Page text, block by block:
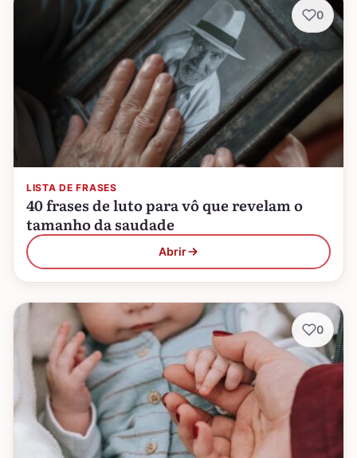
LISTA DE FRASES
40 frases de luto para vô que revelam o
tamanho da saudade
Abrir
0
0